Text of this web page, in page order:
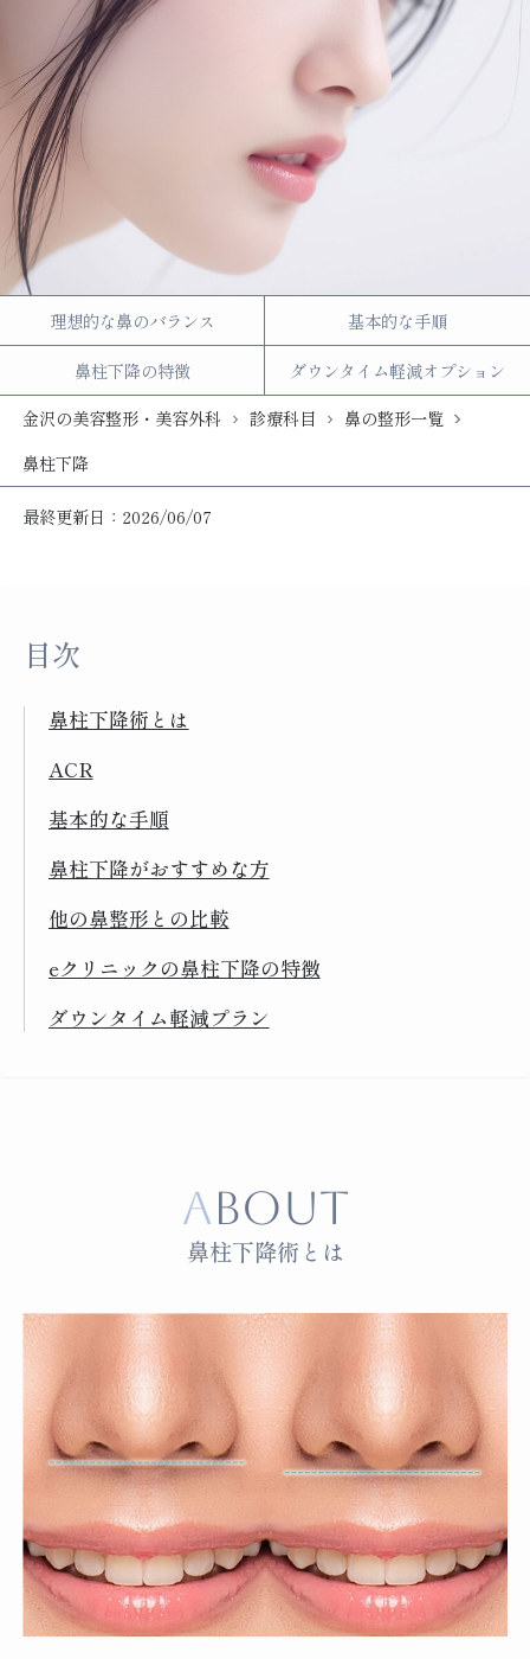
理想的な鼻のバランス
基本的な手順
鼻柱下降の特徴
ダウンタイム軽減オプション
金沢の美容整形・美容外科
診療科目
鼻の整形一覧
鼻柱下降
最終更新日：2026/06/07
目次
鼻柱下降術とは
ACR
基本的な手順
鼻柱下降がおすすめな方
他の鼻整形との比較
eクリニックの鼻柱下降の特徴
ダウンタイム軽減プラン
ABOUT
鼻柱下降術とは